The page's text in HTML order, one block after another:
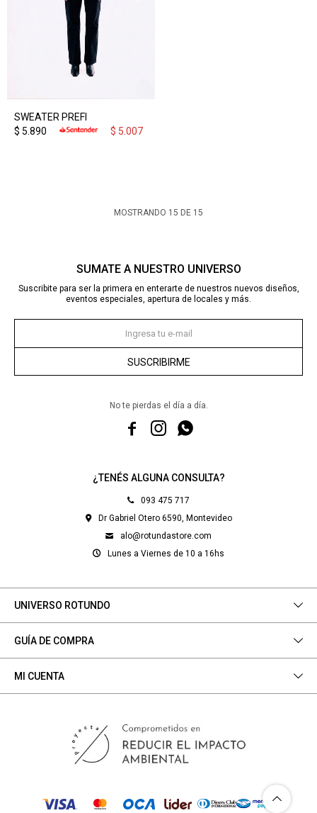
SWEATER PREFI
$ 5.890 $ 5.007
MOSTRANDO 15 DE 15
¿TENÉS ALGUNA CONSULTA?
093 475 717
Dr Gabriel Otero 6590, Montevideo
alo@rotundastore.com
Lunes a Viernes de 10 a 16hs
UNIVERSO ROTUNDO
GUÍA DE COMPRA
MI CUENTA
SUMATE A NUESTRO UNIVERSO
Suscribite para ser la primera en enterarte de nuestros nuevos diseños,
eventos especiales, apertura de locales y más.
SUSCRIBIRME
No te pierdas el día a día.
  